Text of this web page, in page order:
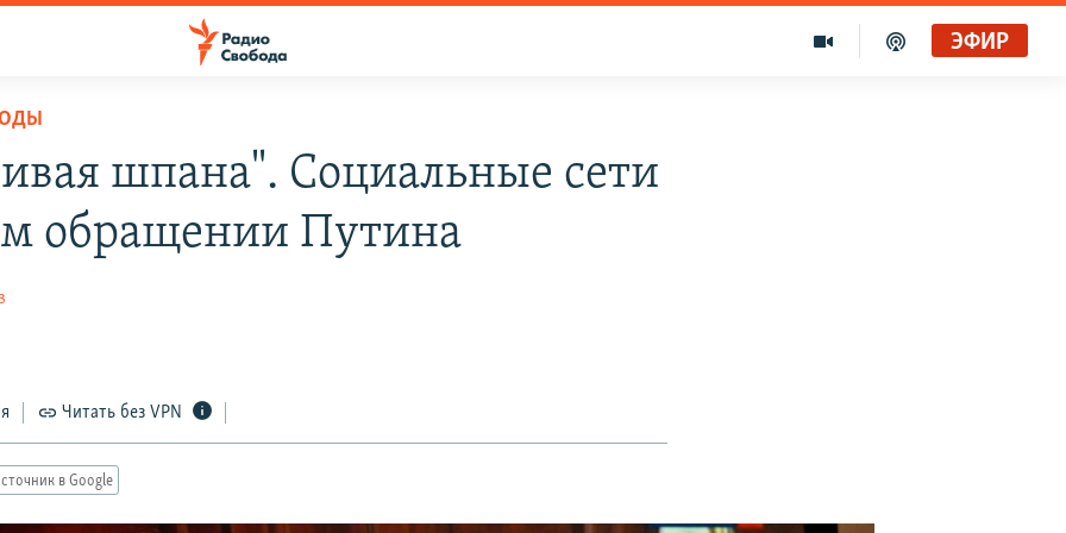
ЭФИР
шпана". Социальные сети
обращении Путина
Читать без VPN
в Google